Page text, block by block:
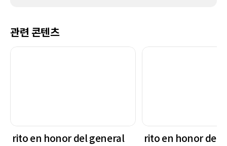
관련 콘텐츠
rito en honor del general
rito en honor del